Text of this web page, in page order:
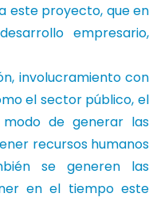
este proyecto, que en
empresario,
involucramiento con
el sector público, el
modo de generar las
recursos humanos
se generen las
en el tiempo este